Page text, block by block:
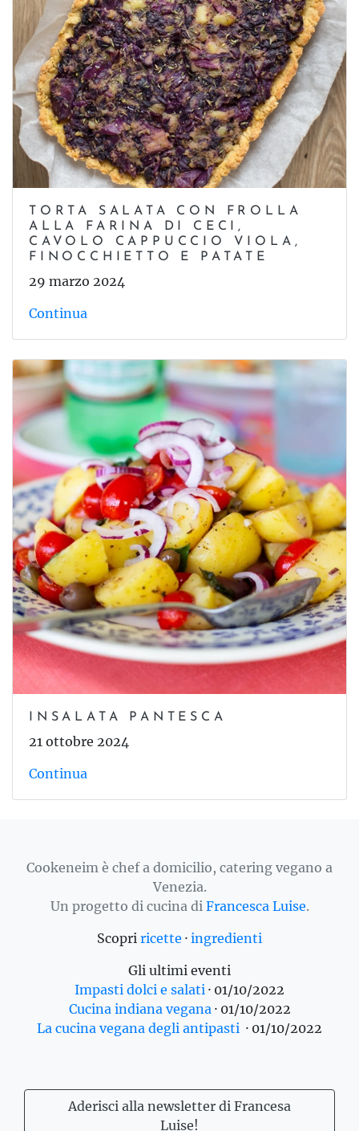
TORTA SALATA CON FROLLA
ALLA FARINA DI CECI,
CAVOLO CAPPUCCIO VIOLA,
FINOCCHIETTO E PATATE
29 marzo 2024
Continua
INSALATA PANTESCA
21 ottobre 2024
Continua
Cookeneim è chef a domicilio, catering vegano a
Venezia.
Un progetto di cucina di Francesca Luise.
Scopri ricette · ingredienti
Gli ultimi eventi
Impasti dolci e salati · 01/10/2022
Cucina indiana vegana · 01/10/2022
La cucina vegana degli antipasti · 01/10/2022
Aderisci alla newsletter di Francesa
Luise!